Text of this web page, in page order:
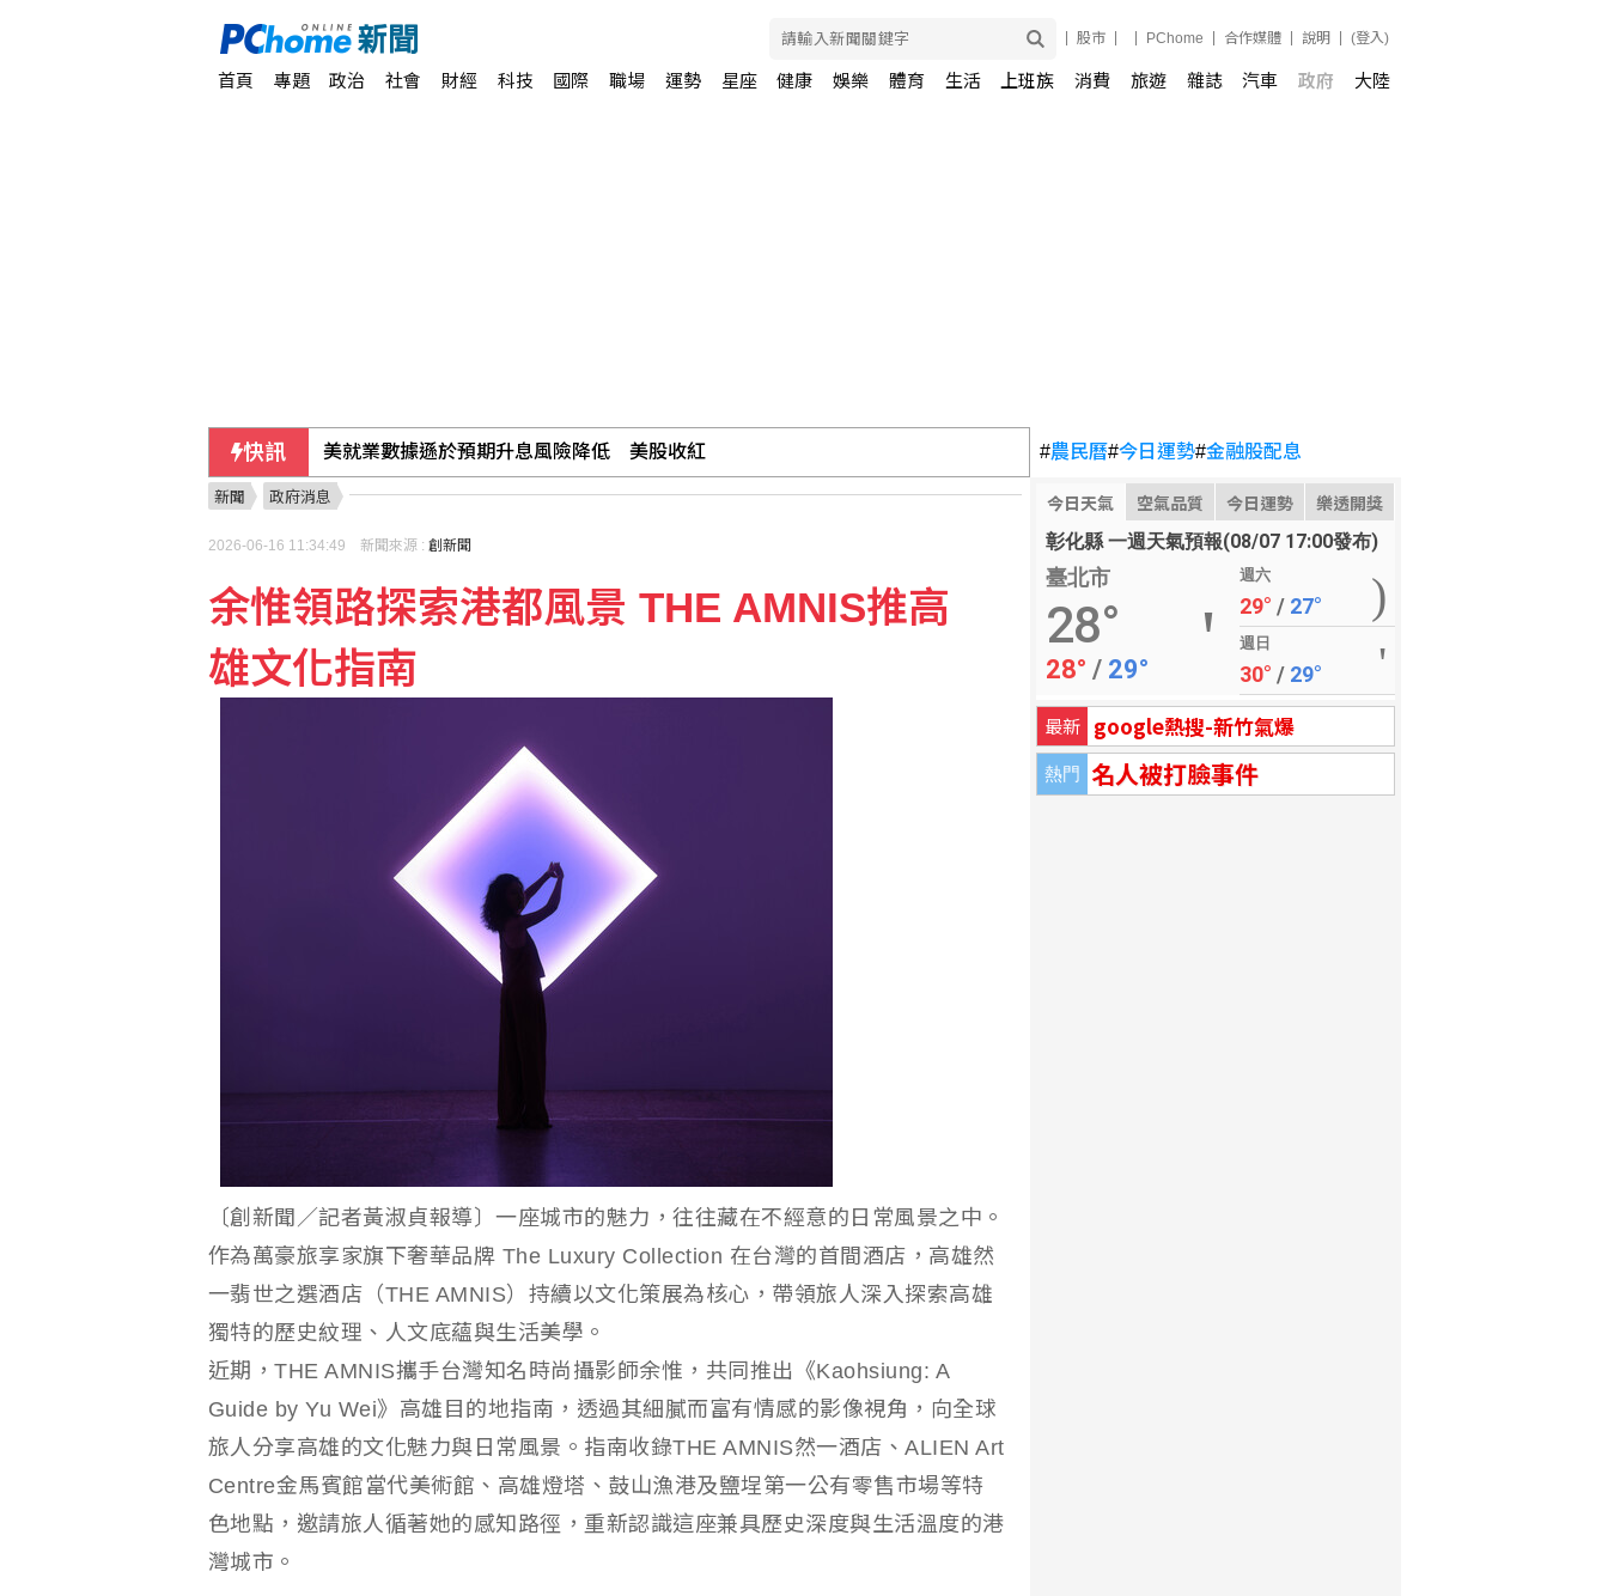
股市 PChome 合作媒體 說明 (登入)
首頁 專題 政治 社會 財經 科技 國際 職場 運勢 星座 健康 娛樂 體育 生活 上班族 消費 旅遊 雜誌 汽車 政府 大陸
快訊 美參院通過對俄制裁案 川普可課俄商品最高500%關稅 #農民曆#今日運勢#金融股配息
今日天氣 空氣品質 今日運勢 樂透開獎
彰化縣 一週天氣預報(08/07 17:00發布)
臺北市
28°
28° / 29°
週六
29° / 27°
週日
30° / 29°
最新 google熱搜-新竹氣爆
熱門 名人被打臉事件
新聞 政府消息
2026-06-16 11:34:49 新聞來源 : 創新聞
余惟領路探索港都風景 THE AMNIS推高
雄文化指南
〔創新聞／記者黃淑貞報導〕一座城市的魅力，往往藏在不經意的日常風景之中。
作為萬豪旅享家旗下奢華品牌 The Luxury Collection 在台灣的首間酒店，高雄然
一翡世之選酒店（THE AMNIS）持續以文化策展為核心，帶領旅人深入探索高雄
獨特的歷史紋理、人文底蘊與生活美學。
近期，THE AMNIS攜手台灣知名時尚攝影師余惟，共同推出《Kaohsiung: A
Guide by Yu Wei》高雄目的地指南，透過其細膩而富有情感的影像視角，向全球
旅人分享高雄的文化魅力與日常風景。指南收錄THE AMNIS然一酒店、ALIEN Art
Centre金馬賓館當代美術館、高雄燈塔、鼓山漁港及鹽埕第一公有零售市場等特
色地點，邀請旅人循著她的感知路徑，重新認識這座兼具歷史深度與生活溫度的港
灣城市。